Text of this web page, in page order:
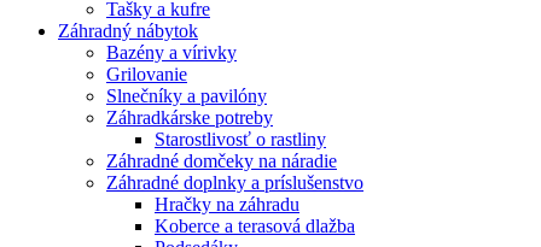
Tašky a kufre
Záhradný nábytok
Bazény a vírivky
Grilovanie
Slnečníky a pavilóny
Záhradkárske potreby
Starostlivosť o rastliny
Záhradné domčeky na náradie
Záhradné doplnky a príslušenstvo
Hračky na záhradu
Koberce a terasová dlažba